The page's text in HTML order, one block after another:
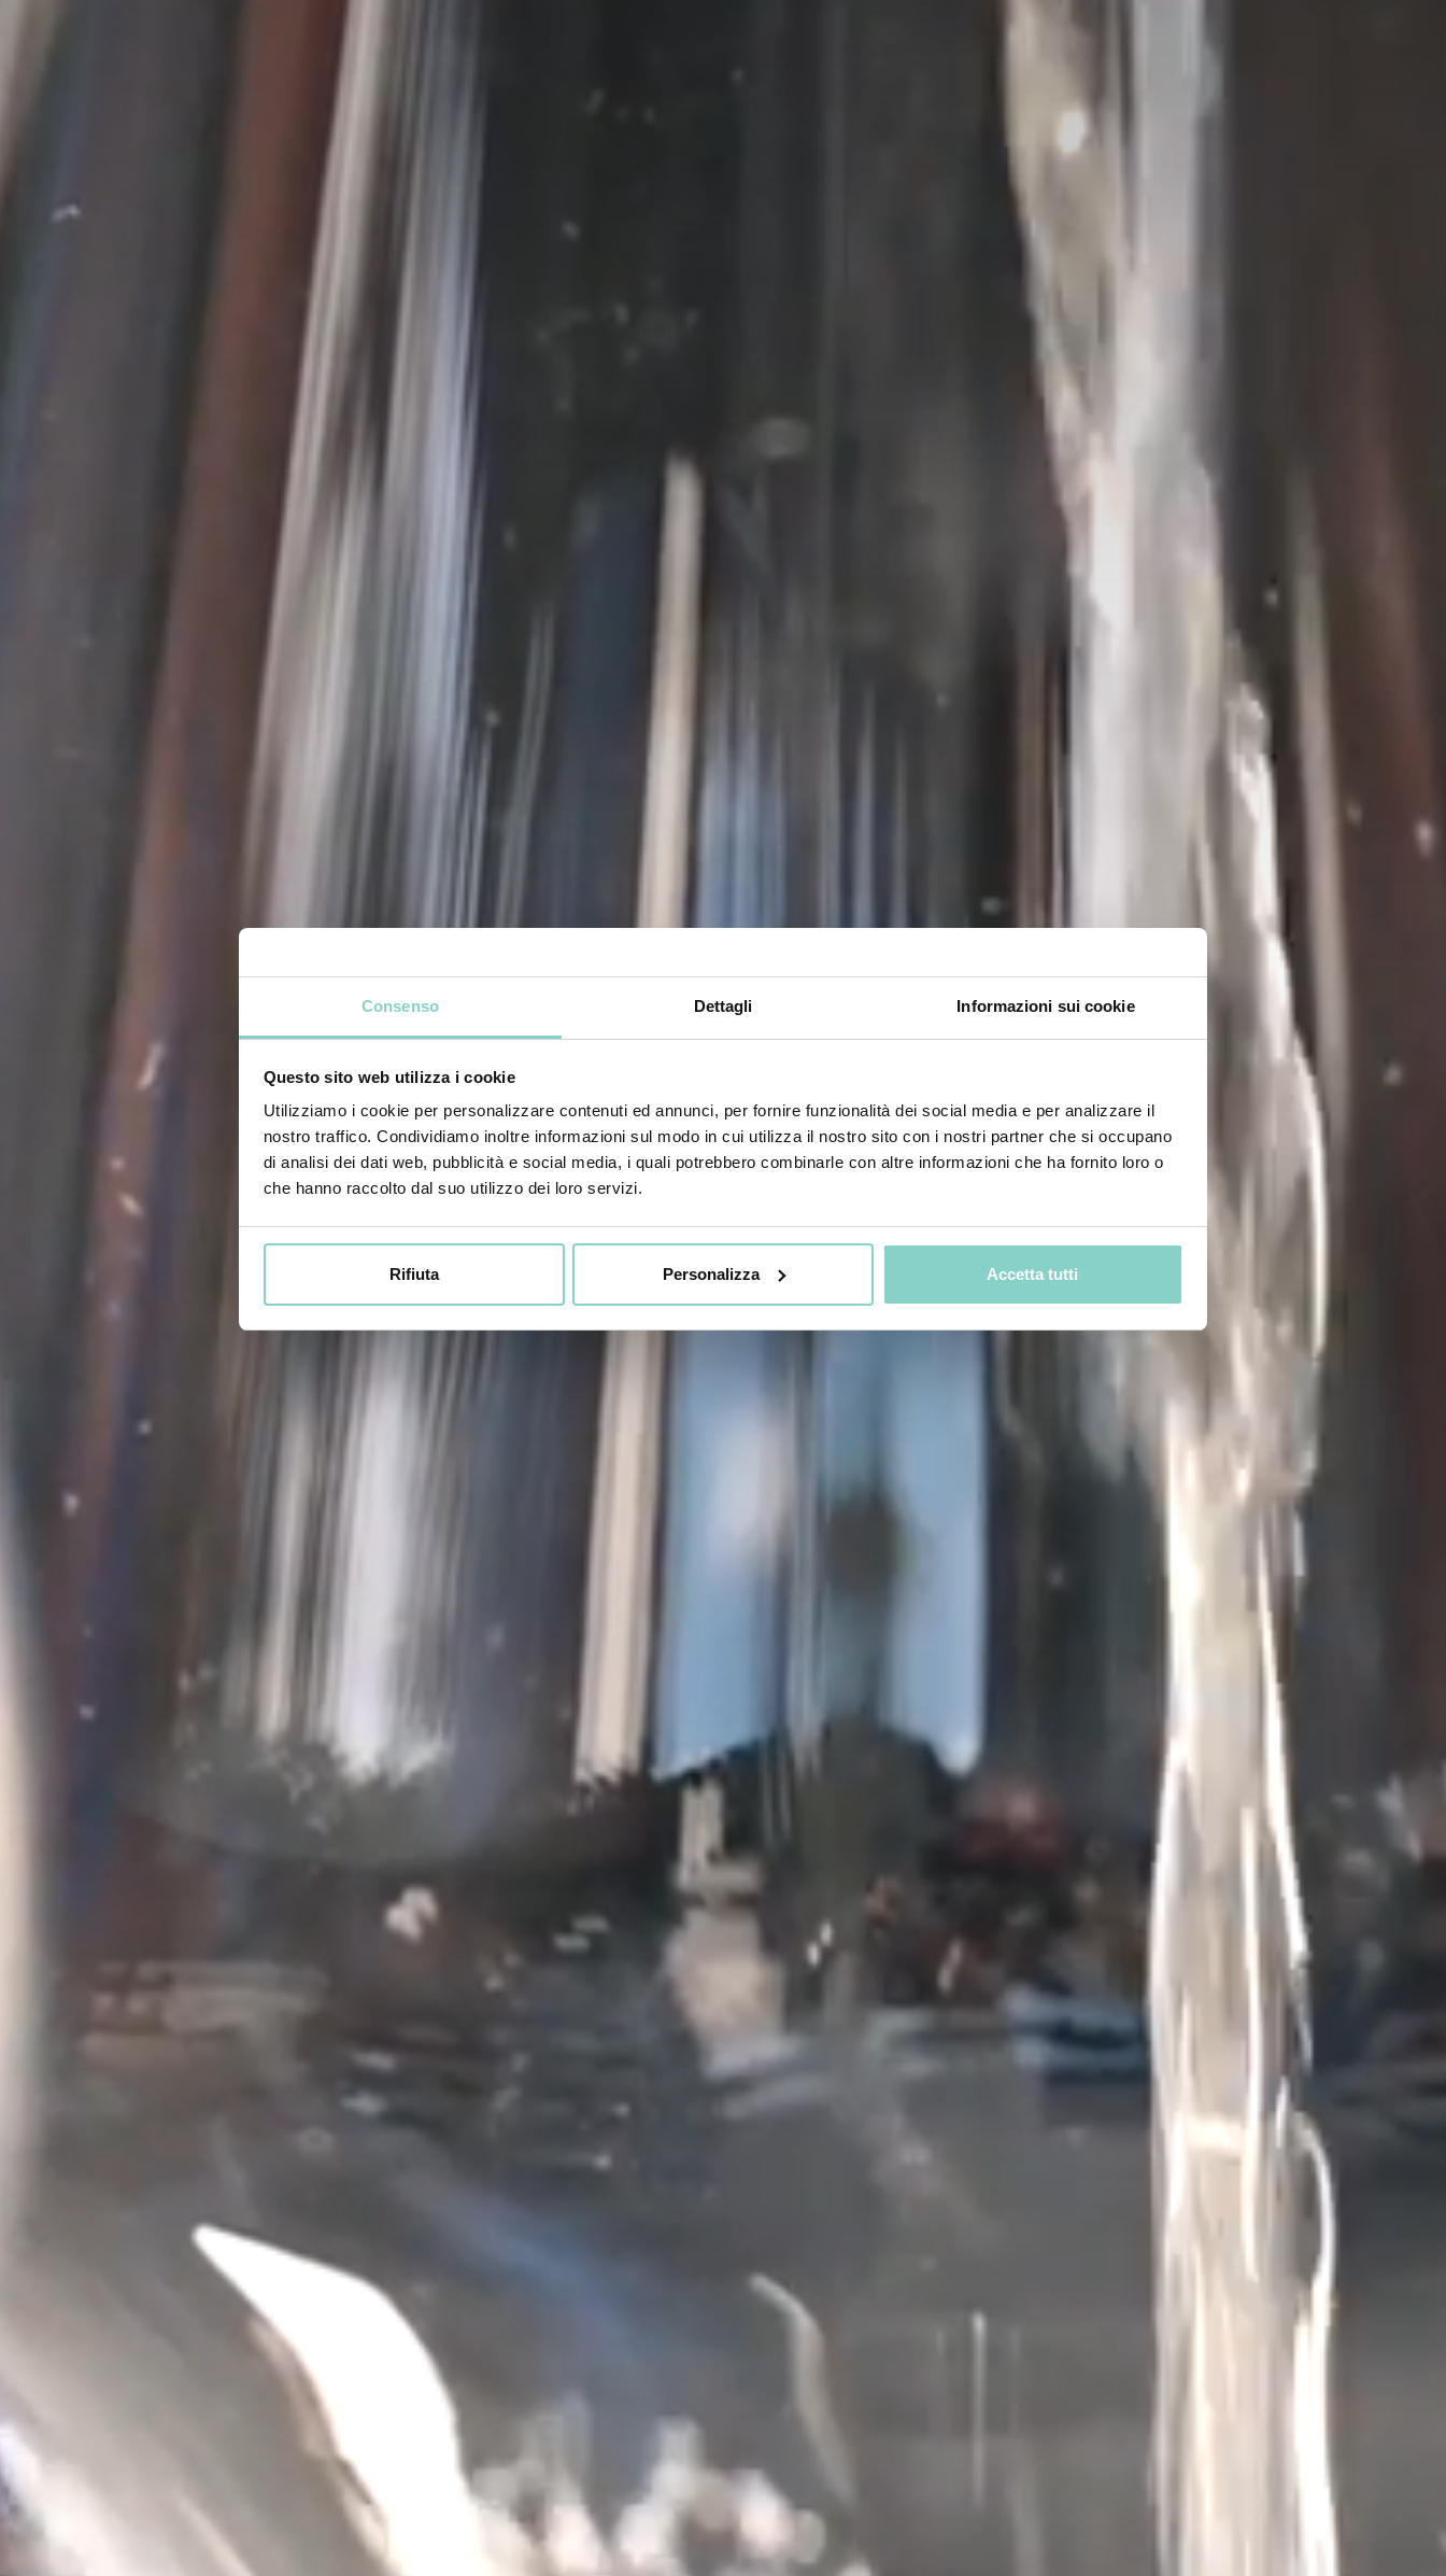
Consenso Dettagli Informazioni sui cookie
Questo sito web utilizza i cookie
Utilizziamo i cookie per personalizzare contenuti ed annunci, per fornire funzionalità dei social media e per analizzare il
nostro traffico. Condividiamo inoltre informazioni sul modo in cui utilizza il nostro sito con i nostri partner che si occupano
di analisi dei dati web, pubblicità e social media, i quali potrebbero combinarle con altre informazioni che ha fornito loro o
che hanno raccolto dal suo utilizzo dei loro servizi.
Rifiuta Personalizza Accetta tutti